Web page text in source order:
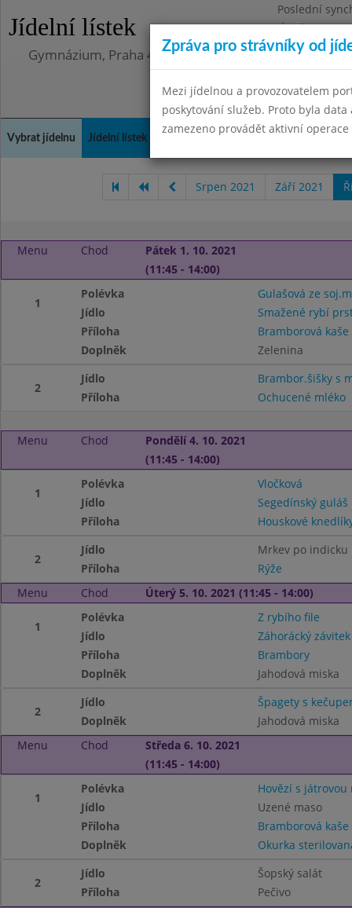
Jídelní lístek
Poslední
Úterý
Gymnázium, Praha 4, Budějovická 680
Vybrat jídelnu Jídelní lístek Kontakty a informace
Srpen 2021 Září 2021
Menu Chod
Pátek 1. 10. 2021
(11:45 - 14:00)
1
Polévka
Gulašová ze
Jídlo
Smažené rybí
Příloha
Bramborová kaše
Doplněk
Zelenina
2
Jídlo
Brambor.šišky s
Příloha
Ochucené mléko
Menu Chod
Pondělí 4. 10. 2021
(11:45 - 14:00)
1
Polévka
Vločková
Jídlo
Segedínský guláš
Příloha
Houskové
2
Jídlo
Mrkev po indicku
Příloha
Rýže
Menu
Chod Úterý 5. 10. 2021 (11:45 - 14:00)
1
Polévka
Z rybího file
Jídlo
Záhorácký závitek
Příloha
Brambory
Doplněk
Jahodová miska
2
Jídlo
Špagety s
Doplněk
Jahodová miska
Menu
Chod
Středa 6. 10. 2021
(11:45 - 14:00)
1
Polévka
Hovězí s játrovou
Jídlo
Uzené maso
Příloha
Bramborová kaše
Doplněk
Okurka
2
Jídlo
Šopský salát
Příloha
Pečivo
Zpráva pro strávníky od
Mezi jídelnou a provozovatelem
poskytování služeb. Proto byla
zamezeno provádět aktivní